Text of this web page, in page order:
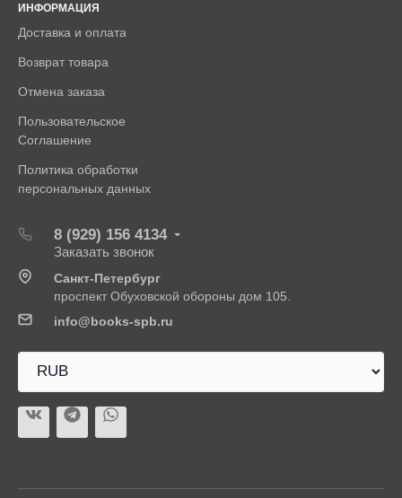
ИНФОРМАЦИЯ
Доставка и оплата
Возврат товара
Отмена заказа
Пользовательское
Соглашение
Политика обработки
персональных данных
8 (929) 156 4134
Заказать звонок
Санкт-Петербург
проспект Обуховской обороны дом 105.
info@books-spb.ru